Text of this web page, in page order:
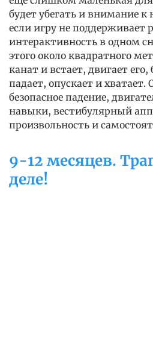
будет убегать и внимание к
если игру не поддерживает
интерактивность в одном
этого около квадратного
канат и встает, двигает его,
падает, опускает и хватает.
безопасное падение,
навыки, вестибулярный
произвольность и
9-12 месяцев.
деле!